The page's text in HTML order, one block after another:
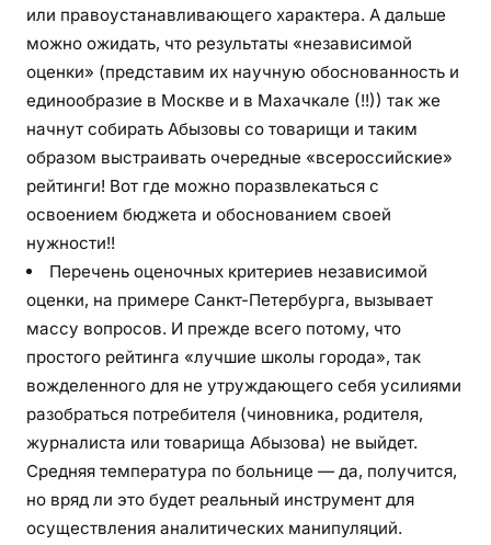
или правоустанавливающего характера. А дальше
можно ожидать, что результаты «независимой
оценки» (представим их научную обоснованность и
единообразие в Москве и в Махачкале (!!)) так же
начнут собирать Абызовы со товарищи и таким
образом выстраивать очередные «всероссийские»
рейтинги! Вот где можно поразвлекаться с
освоением бюджета и обоснованием своей
нужности!!
Перечень оценочных критериев независимой
оценки, на примере Санкт-Петербурга, вызывает
массу вопросов. И прежде всего потому, что
простого рейтинга «лучшие школы города», так
вожделенного для не утруждающего себя усилиями
разобраться потребителя (чиновника, родителя,
журналиста или товарища Абызова) не выйдет.
Средняя температура по больнице — да, получится,
но вряд ли это будет реальный инструмент для
осуществления аналитических манипуляций.